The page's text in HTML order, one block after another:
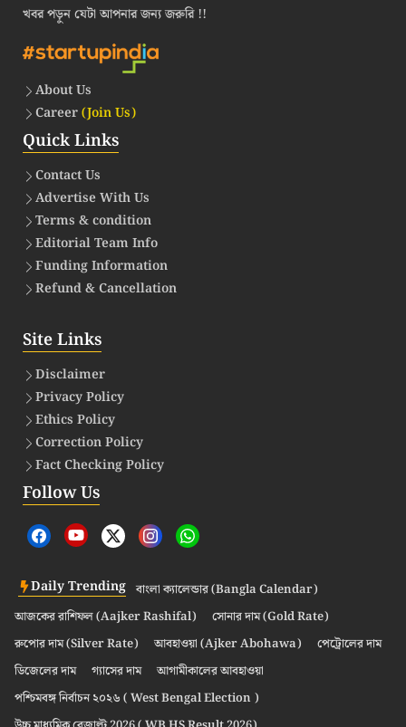
খবর পড়ুন যেটা আপনার জন্য জরুরি !!
About Us
Career(Join Us)
Quick Links
Contact Us
Advertise With Us
Terms & condition
Editorial Team Info
Funding Information
Refund & Cancellation
Site Links
Disclaimer
Privacy Policy
Ethics Policy
Correction Policy
Fact Checking Policy
Follow Us
Daily Trending বাংলা ক্যালেন্ডার (Bangla Calendar)
আজকের রাশিফল (Aajker Rashifal)
সোনার দাম (Gold Rate)
রুপোর দাম (Silver Rate)
আবহাওয়া (Ajker Abohawa)
পেট্রোলের দাম
ডিজেলের দাম
গ্যাসের দাম
আগামীকালের আবহাওয়া
পশ্চিমবঙ্গ নির্বাচন ২০২৬ ( West Bengal Election )